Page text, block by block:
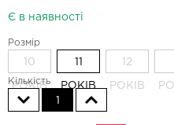
Є в наявності
Розмір
10
РОКІВ РОКІВ
12
РОКІВ
Кількість